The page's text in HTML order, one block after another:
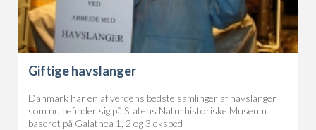
Giftige havslanger
Danmark har en af verdens bedste samlinger af havslanger
som nu befinder sig på Statens Naturhistoriske Museum
baseret på Galathea 1, 2 og 3 eksped